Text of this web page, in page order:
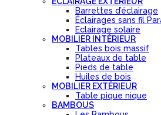
Barrettes d’éclairage
Éclairages sans fil
Eclairage solaire
MOBILIER INTÉRIEUR
Tables bois massif
Plateaux de table
Pieds de table
Huiles de bois
MOBILIER EXTÉRIEUR
Table pique nique
BAMBOUS